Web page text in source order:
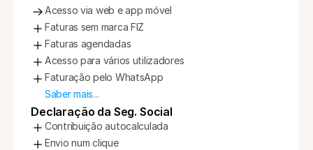
Acesso via web e app móvel
Faturas sem marca FIZ
Faturas agendadas
Acesso para vários utilizadores
Faturação pelo WhatsApp
Saber mais...
Declaração da Seg. Social
Contribuição autocalculada
Envio num clique